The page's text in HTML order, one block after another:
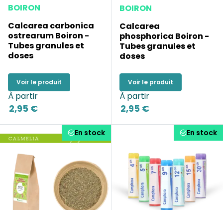
BOIRON
Calcarea carbonica
ostrearum Boiron -
Tubes granules et
doses
Voir le produit
À partir
2,95 €
BOIRON
Calcarea
phosphorica Boiron -
Tubes granules et
doses
Voir le produit
À partir
2,95 €
En stock En stock